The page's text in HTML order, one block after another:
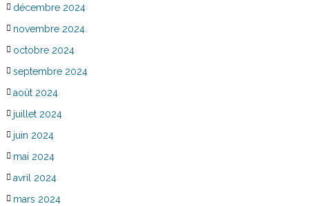
décembre 2024
novembre 2024
octobre 2024
septembre 2024
août 2024
juillet 2024
juin 2024
mai 2024
avril 2024
mars 2024